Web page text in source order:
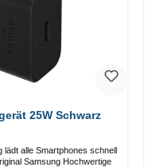
25W Schwarz